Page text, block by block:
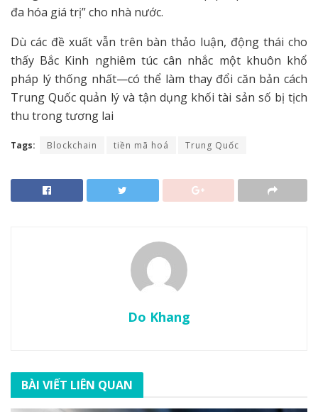
đa hóa giá trị” cho nhà nước.
Dù các đề xuất vẫn trên bàn thảo luận, động thái cho
thấy Bắc Kinh nghiêm túc cân nhắc một khuôn khổ
pháp lý thống nhất—có thể làm thay đổi căn bản cách
Trung Quốc quản lý và tận dụng khối tài sản số bị tịch
thu trong tương lai
Tags: Blockchain tiền mã hoá Trung Quốc
Do Khang
BÀI VIẾT LIÊN QUAN